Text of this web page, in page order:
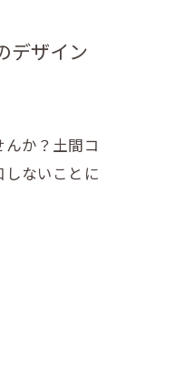
デザイン
か？土間コ
しないことに